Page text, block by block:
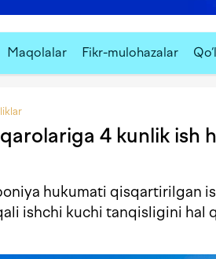
Maqolalar Fikr-mulohazalar
4 kunlik ish
hukumati qisqartirilgan
ishchi kuchi tanqisligini hal